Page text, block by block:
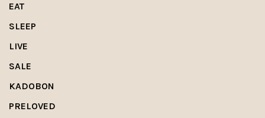
EAT
SLEEP
LIVE
SALE
KADOBON
PRELOVED